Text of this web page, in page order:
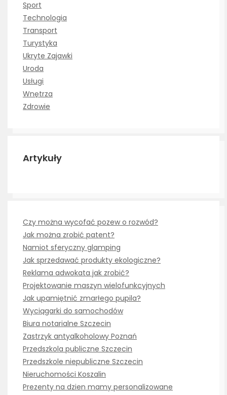
Sport
Technologia
Transport
Turystyka
Ukryte Zajawki
Uroda
Usługi
Wnętrza
Zdrowie
Artykuły
Czy można wycofać pozew o rozwód?
Jak można zrobić patent?
Namiot sferyczny glamping
Jak sprzedawać produkty ekologiczne?
Reklama adwokata jak zrobić?
Projektowanie maszyn wielofunkcyjnych
Jak upamiętnić zmarłego pupila?
Wyciągarki do samochodów
Biura notarialne Szczecin
Zastrzyk antyalkoholowy Poznań
Przedszkola publiczne Szczecin
Przedszkole niepubliczne Szczecin
Nieruchomości Koszalin
Prezenty na dzien mamy personalizowane